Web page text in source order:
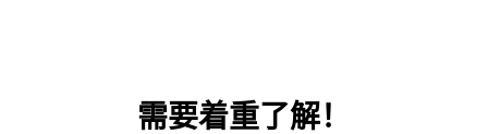
需要着重了解！